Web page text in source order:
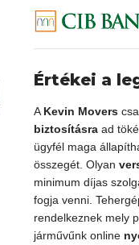
Értékei a
A Kevin Movers
biztosításra ad
ügyfél maga
összegét. Olyan
minimum díjas
fogja venni.
rendelkeznek mely
járművűnk online